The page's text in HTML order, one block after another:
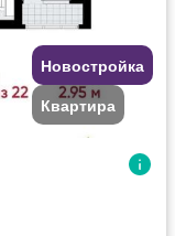
Новостройка
Квартира